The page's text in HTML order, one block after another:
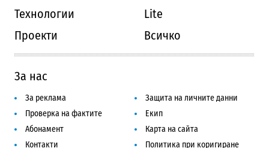
Технологии
Lite
Проекти
Всичко
За нас
За реклама
Защита на личните данни
Проверка на фактите
Екип
Абонамент
Карта на сайта
Контакти
Политика при коригиране